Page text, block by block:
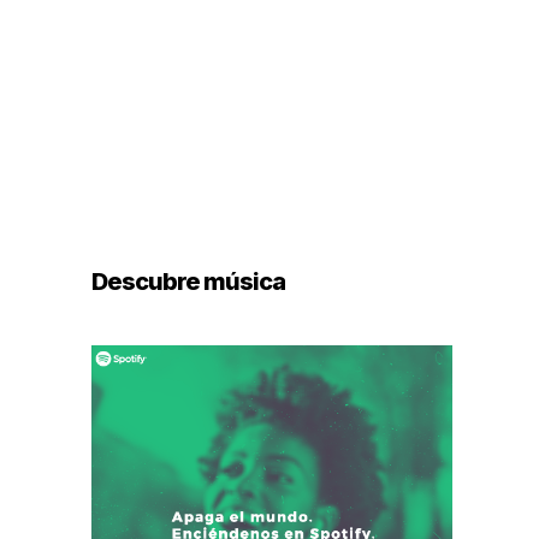
Descubre música